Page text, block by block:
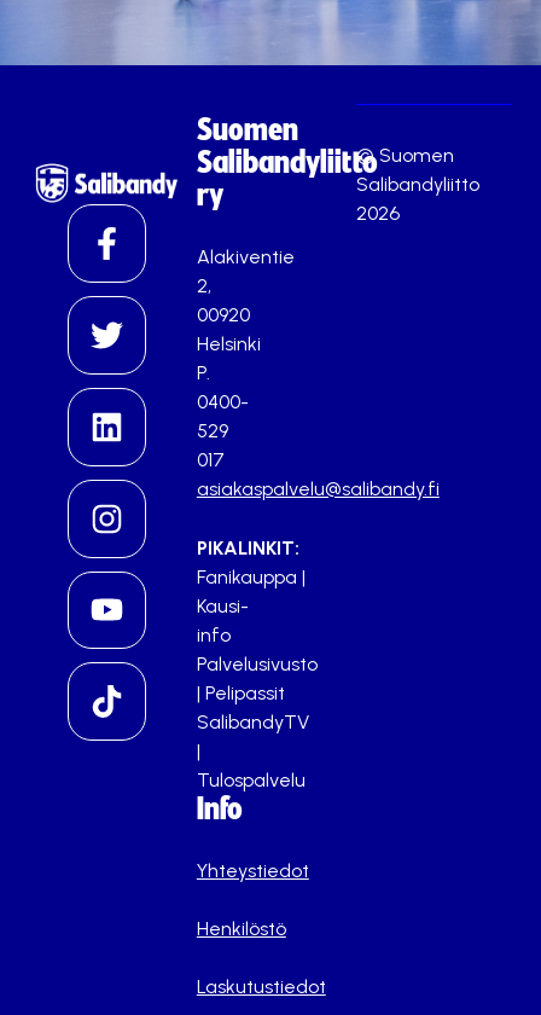
Suomen
Salibandyliitto
ry
Alakiventie
2,
00920
Helsinki
P.
0400-
529
017
asiakaspalvelu@salibandy.fi
PIKALINKIT:
Fanikauppa |
Kausi-
info
Palvelusivusto
| Pelipassit
SalibandyTV
|
Tulospalvelu
Info
Yhteystiedot
Henkilöstö
Laskutustiedot
© Suomen
Salibandyliitto
2026